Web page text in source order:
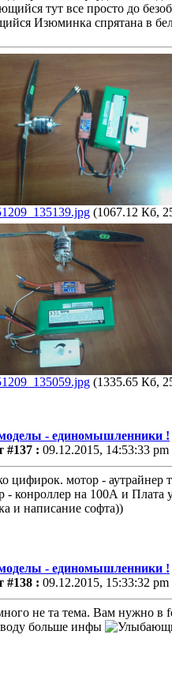
тут все просто до
Изюминка спрятана в
(1067.12 Кб,
(1335.65 Кб,
- единомышленники !
#137 : 09.12.2015, 14:53:33 pm
цифирок. мотор - аутрайнер
- конроллер на 100А и
и написание софта))
- единомышленники !
#138 : 09.12.2015, 15:33:32 pm
не та тема. Вам нужно в
больше инфы